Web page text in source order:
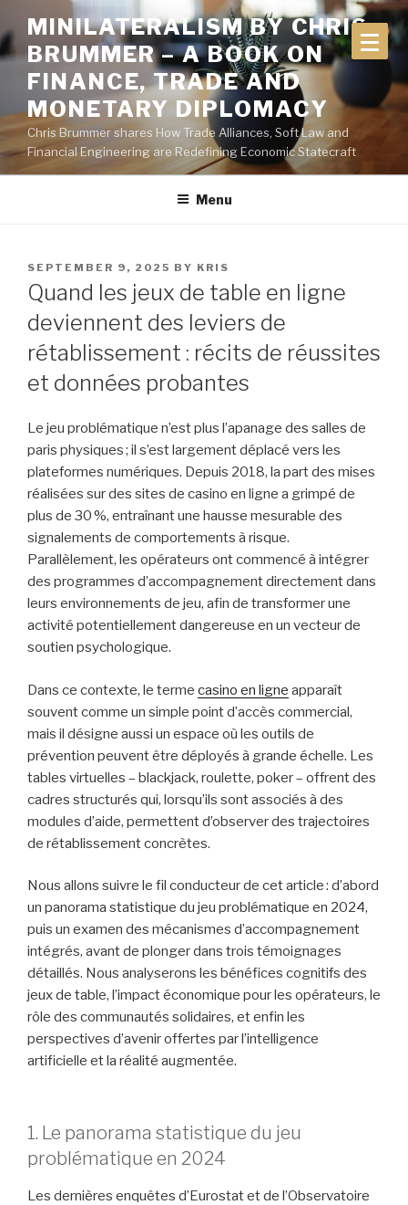
to
content
MINILATERALISM BY CHRIS
BRUMMER – A BOOK ON
FINANCE, TRADE AND
MONETARY DIPLOMACY
Chris Brummer shares How Trade Alliances, Soft Law and
Financial Engineering are Redefining Economic Statecraft
Menu
POSTED
ON
SEPTEMBER 9, 2025 BY KRIS
Quand les jeux de table en ligne
deviennent des leviers de
rétablissement : récits de réussites
et données probantes
Le jeu problématique n’est plus l’apanage des salles de
paris physiques ; il s’est largement déplacé vers les
plateformes numériques. Depuis 2018, la part des mises
réalisées sur des sites de casino en ligne a grimpé de
plus de 30 %, entraînant une hausse mesurable des
signalements de comportements à risque.
Parallèlement, les opérateurs ont commencé à intégrer
des programmes d’accompagnement directement dans
leurs environnements de jeu, afin de transformer une
activité potentiellement dangereuse en un vecteur de
soutien psychologique.
Dans ce contexte, le terme casino en ligne apparaît
souvent comme un simple point d’accès commercial,
mais il désigne aussi un espace où les outils de
prévention peuvent être déployés à grande échelle. Les
tables virtuelles – blackjack, roulette, poker – offrent des
cadres structurés qui, lorsqu’ils sont associés à des
modules d’aide, permettent d’observer des trajectoires
de rétablissement concrètes.
Nous allons suivre le fil conducteur de cet article : d’abord
un panorama statistique du jeu problématique en 2024,
puis un examen des mécanismes d’accompagnement
intégrés, avant de plonger dans trois témoignages
détaillés. Nous analyserons les bénéfices cognitifs des
jeux de table, l’impact économique pour les opérateurs, le
rôle des communautés solidaires, et enfin les
perspectives d’avenir offertes par l’intelligence
artificielle et la réalité augmentée.
1. Le panorama statistique du jeu
problématique en 2024
Les dernières enquêtes d’Eurostat et de l’Observatoire